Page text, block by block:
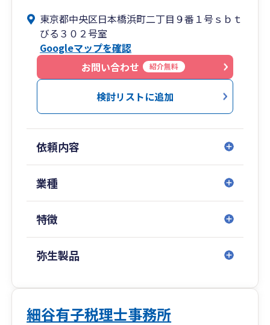
ります。
東京都中央区日本橋浜町二丁目９番１号ｓｂｔ
びる３０２号室
Googleマップを確認
お問い合わせ
紹介無料
検討リストに追加
依頼内容
業種
特徴
弥生製品
細谷有子税理士事務所